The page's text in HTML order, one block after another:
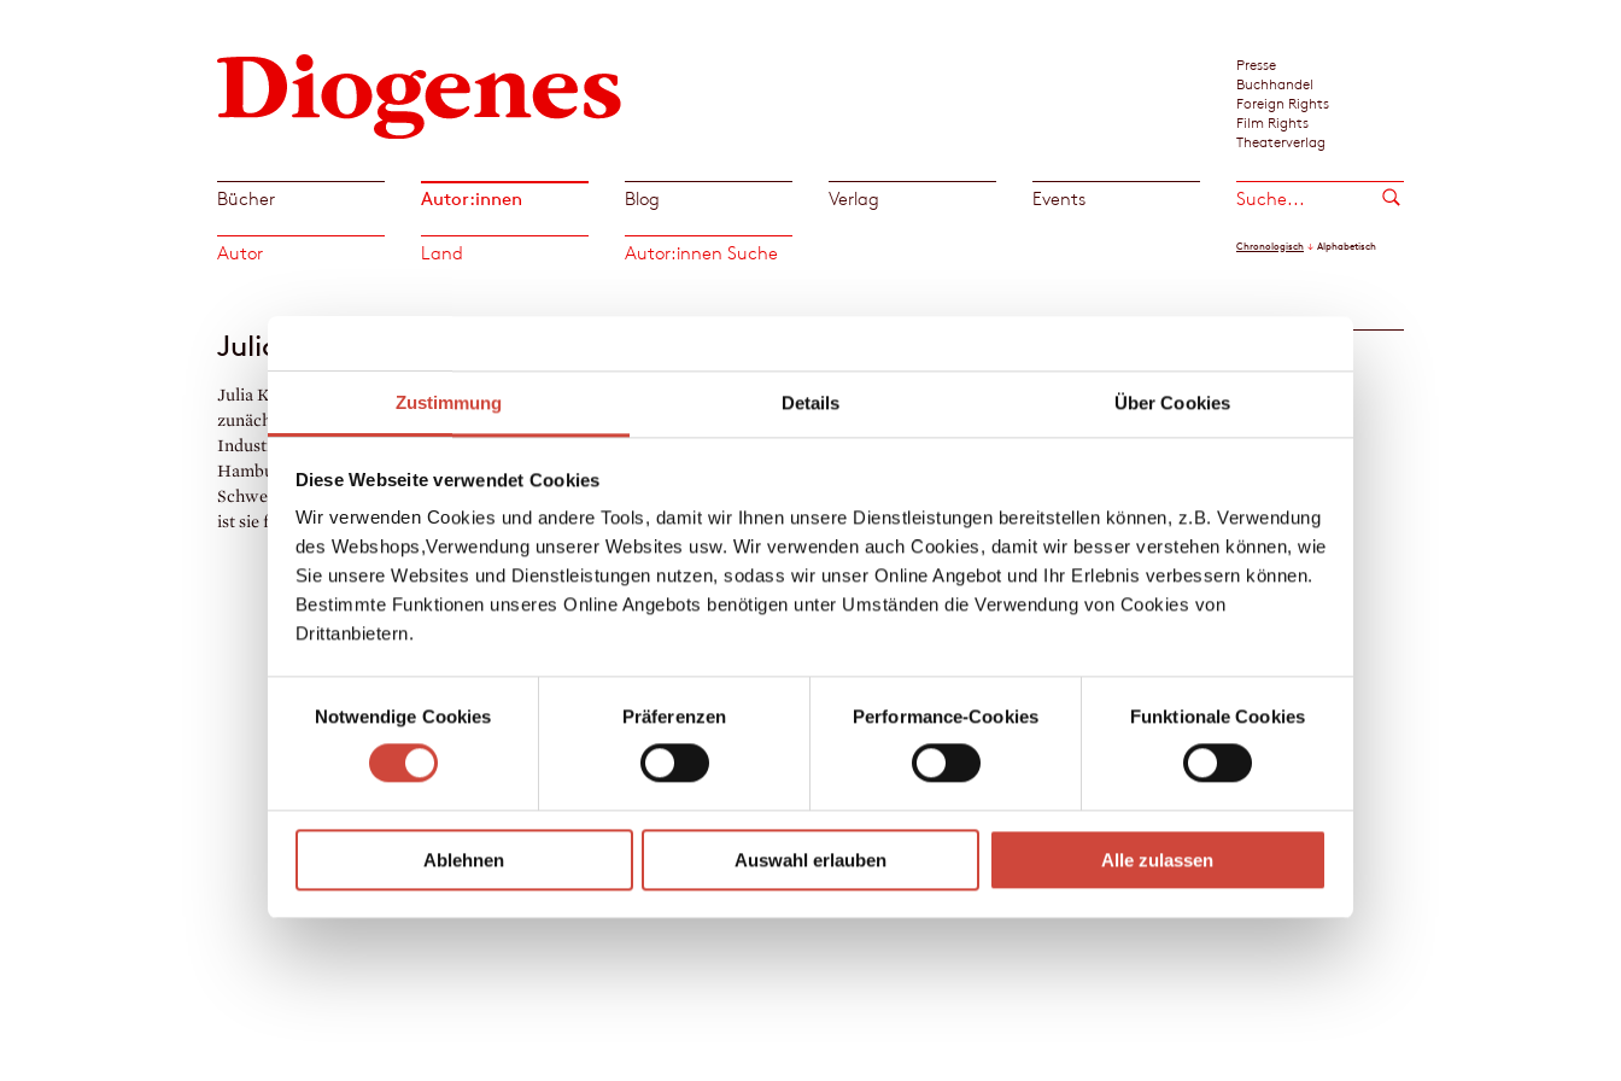
Zustimmung Details Über Cookies
Diese Webseite verwendet Cookies
Wir verwenden Cookies und andere Tools, damit wir Ihnen unsere Dienstleistungen bereitstellen können, z.B. Verwendung
des Webshops,Verwendung unserer Websites usw. Wir verwenden auch Cookies, damit wir besser verstehen können, wie
Sie unsere Websites und Dienstleistungen nutzen, sodass wir unser Online Angebot und Ihr Erlebnis verbessern können.
Bestimmte Funktionen unseres Online Angebots benötigen unter Umständen die Verwendung von Cookies von
Drittanbietern.
Notwendige Cookies
Präferenzen Performance-Cookies Funktionale Cookies
Ablehnen Auswahl erlauben Alle zulassen
Presse
Buchhandel
Foreign Rights
Film Rights
Theaterverlag
Bücher Autor:innen Blog Verlag Events
Autor Land Autor:innen Suche Chronologisch Alphabetisch
Foto: Privat
Download Bilddatei ↘
Julia Kaergel
Julia Kaergel, geboren 1965 in Hamburg, war
zunächst Fremdsprachenkorrespondentin, dann
Industriekauffrau. Dann studierte sie an der FH
Hamburg im Fachbereich Gestaltung, mit dem
Schwerpunkt Kinderbuchillustration. Seit 1998
ist sie freischaffende Illustratorin.